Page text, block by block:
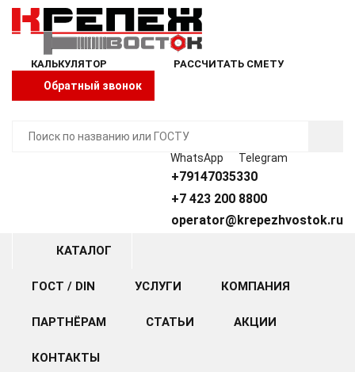
КАЛЬКУЛЯТОР РАССЧИТАТЬ СМЕТУ
Обратный звонок
WhatsApp Telegram
+79147035330
+7 423 200 8800
operator@krepezhvostok.ru
КАТАЛОГ
ГОСТ / DIN УСЛУГИ КОМПАНИЯ
ПАРТНЁРАМ СТАТЬИ АКЦИИ
КОНТАКТЫ